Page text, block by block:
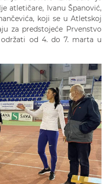
atletičare, Ivanu Španović,
koji se u Atletskoj
za predstojeće Prvenstvo
od 4. do 7. marta u